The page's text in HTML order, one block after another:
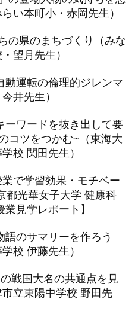
い本町小・赤岡先生）
の県のまちづくり（みな
望月先生）
動運転の倫理的ジレンマ
井先生）
ーワードを抜き出して要
コツをつかむ~（東海大
校 関田先生）
で学習効果・モチベー
光華女子大学 健康科
見学レポート】
語のサマリーを作ろう
校 伊藤先生）
戦国大名の共通点を見
立東陽中学校 野田先